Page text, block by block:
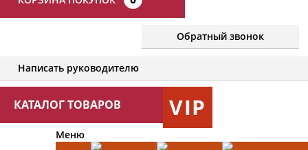
Обратный звонок
Написать руководителю
КАТАЛОГ ТОВАРОВ VIP
Меню